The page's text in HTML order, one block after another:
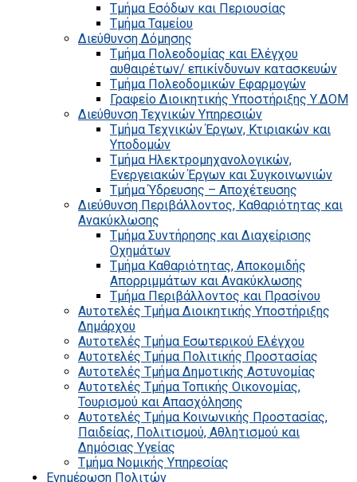
Τμήμα Εσόδων και Περιουσίας
Τμήμα Ταμείου
Διεύθυνση Δόμησης
Τμήμα Πολεοδομίας και Ελέγχου
αυθαιρέτων/ επικίνδυνων κατασκευών
Τμήμα Πολεοδομικών Εφαρμογών
Γραφείο Διοικητικής Υποστήριξης Υ.ΔΟΜ
Διεύθυνση Τεχνικών Υπηρεσιών
Τμήμα Τεχνικών Έργων, Κτιριακών και
Υποδομών
Τμήμα Ηλεκτρομηχανολογικών,
Ενεργειακών Έργων και Συγκοινωνιών
Τμήμα Ύδρευσης – Αποχέτευσης
Διεύθυνση Περιβάλλοντος, Καθαριότητας και
Ανακύκλωσης
Τμήμα Συντήρησης και Διαχείρισης
Οχημάτων
Τμήμα Καθαριότητας, Αποκομιδής
Απορριμμάτων και Ανακύκλωσης
Τμήμα Περιβάλλοντος και Πρασίνου
Αυτοτελές Τμήμα Διοικητικής Υποστήριξης
Δημάρχου
Αυτοτελές Τμήμα Εσωτερικού Ελέγχου
Αυτοτελές Τμήμα Πολιτικής Προστασίας
Αυτοτελές Τμήμα Δημοτικής Αστυνομίας
Αυτοτελές Τμήμα Τοπικής Οικονομίας,
Τουρισμού και Απασχόλησης
Αυτοτελές Τμήμα Κοινωνικής Προστασίας,
Παιδείας, Πολιτισμού, Αθλητισμού και
Δημόσιας Υγείας
Τμήμα Νομικής Υπηρεσίας
Ενημέρωση Πολιτών